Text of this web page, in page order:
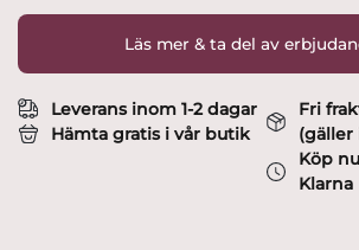
Läs mer & ta del av
Leverans inom 1-2 dagar
Hämta gratis i vår butik
Fri
(gäller
Köp
Klarna